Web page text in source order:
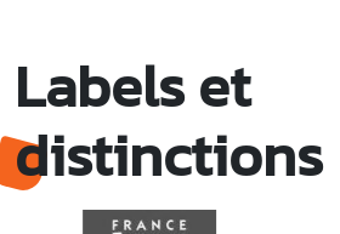
Labels et
distinctions